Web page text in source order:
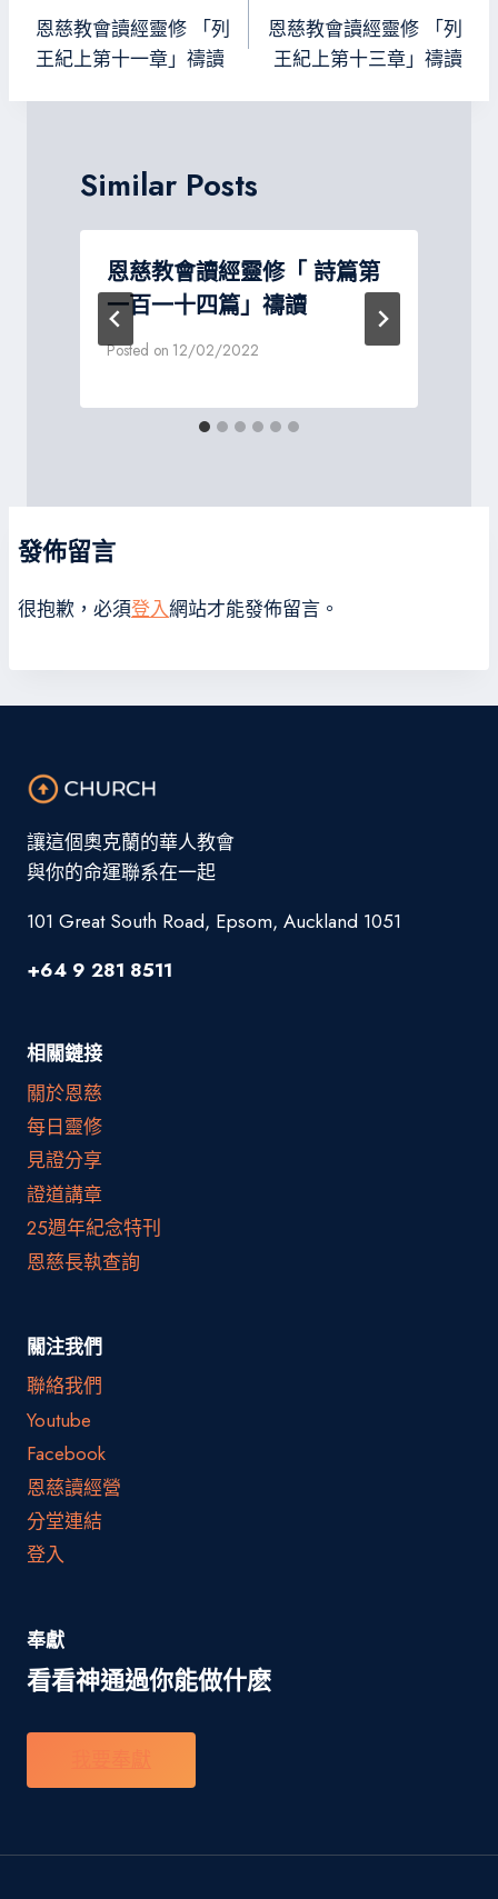
ok m e
章
導
覽
恩慈教會讀經靈修 「列
王紀上第十一章」禱讀
恩慈教會讀經靈修 「列
王紀上第十三章」禱讀
Similar Posts
恩慈教會讀經靈修「 詩篇第
一百一十四篇」禱讀
Posted on 12/02/2022
發佈留言
很抱歉，必須登入網站才能發佈留言。
讓這個奧克蘭的華人教會
與你的命運聯系在一起
101 Great South Road, Epsom, Auckland 1051
+64 9 281 8511
相關鏈接
關於恩慈
每日靈修
見證分享
證道講章
25週年紀念特刊
恩慈長執查詢
關注我們
聯絡我們
Youtube
Facebook
恩慈讀經營
分堂連結
登入
奉獻
看看神通過你能做什麽